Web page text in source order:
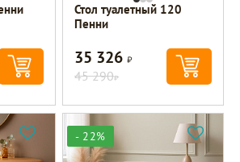
Стол туалетный 120
Пенни
35 326Р
45 290Р
- 22%